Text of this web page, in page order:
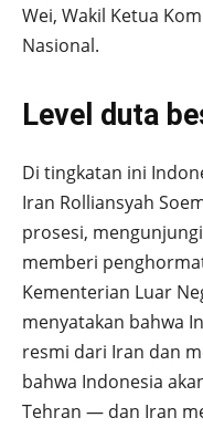
Wei, Wakil Ketua
Nasional.
Level duta
Di tingkatan ini
Iran Rolliansyah
prosesi,
memberi
Kementerian Luar
menyatakan bahwa
resmi dari Iran dan
bahwa Indonesia
Tehran — dan Iran